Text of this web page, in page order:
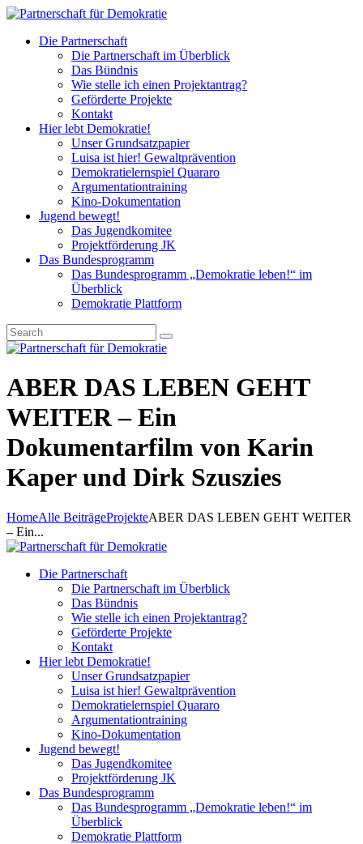
Die Partnerschaft
Die Partnerschaft im Überblick
Das Bündnis
Wie stelle ich einen Projektantrag?
Geförderte Projekte
Kontakt
Hier lebt Demokratie!
Unser Grundsatzpapier
Luisa ist hier! Gewaltprävention
Demokratielernspiel Quararo
Argumentationtraining
Kino-Dokumentation
Jugend bewegt!
Das Jugendkomitee
Projektförderung JK
Das Bundesprogramm
Das Bundesprogramm „Demokratie leben!“ im
Überblick
Demokratie Plattform
ABER DAS LEBEN GEHT
WEITER – Ein
Dokumentarfilm von Karin
Kaper und Dirk Szuszies
HomeAlle BeiträgeProjekteABER DAS LEBEN GEHT WEITER
– Ein...
Die Partnerschaft
Die Partnerschaft im Überblick
Das Bündnis
Wie stelle ich einen Projektantrag?
Geförderte Projekte
Kontakt
Hier lebt Demokratie!
Unser Grundsatzpapier
Luisa ist hier! Gewaltprävention
Demokratielernspiel Quararo
Argumentationtraining
Kino-Dokumentation
Jugend bewegt!
Das Jugendkomitee
Projektförderung JK
Das Bundesprogramm
Das Bundesprogramm „Demokratie leben!“ im
Überblick
Demokratie Plattform